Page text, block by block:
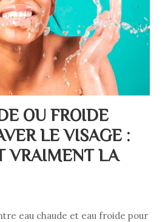
OU FROIDE
LE VISAGE :
VRAIMENT LA
eau chaude et eau froide pour